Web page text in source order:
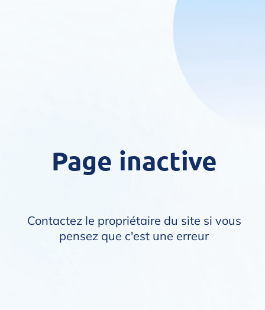
Page inactive
Contactez le propriétaire du site si vous
pensez que c'est une erreur